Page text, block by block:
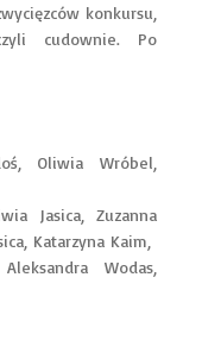
konkursu,
cudownie. Po
Oliwia Wróbel,
Jasica, Zuzanna
Katarzyna Kaim,
Wodas,